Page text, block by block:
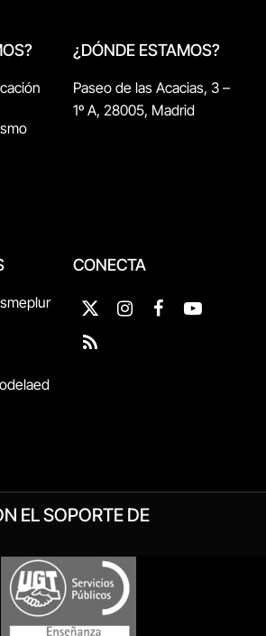
¿DÓNDE ESTAMOS?
Paseo de las Acacias, 3 –
1º A, 28005, Madrid
CONECTA
X
(Twitter)
InstagramFacebookYouTube
RSS
EL SOPORTE DE